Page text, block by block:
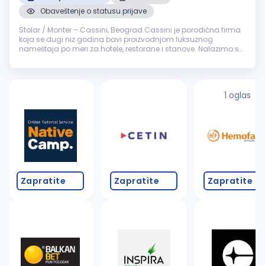
Obaveštenje o statusu prijave
Stolar / Monter – Cassini, Beograd Cassini je porodična firma
koja se dugi niz godina bavi proizvodnjom luksuznog
nameštaja po meri za hotele, restorane i stanove. Nalazimo se
opremljenom proizvodno...
Zapratite Zapratite
1 oglas
Zapratite